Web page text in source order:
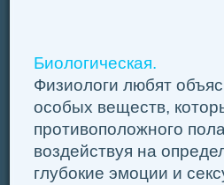
Биологическая.
Физиологи любят
особых веществ,
противоположного
воздействуя на
глубокие эмоции и